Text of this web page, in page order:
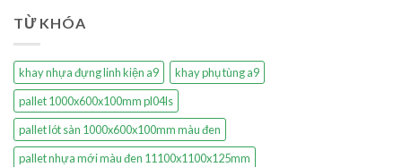
TỪ KHÓA
khay nhựa đựng linh kiện a9
khay phụ tùng a9
pallet 1000x600x100mm pl04ls
pallet lót sàn 1000x600x100mm màu đen
pallet nhựa mới màu đen 11100x1100x125mm